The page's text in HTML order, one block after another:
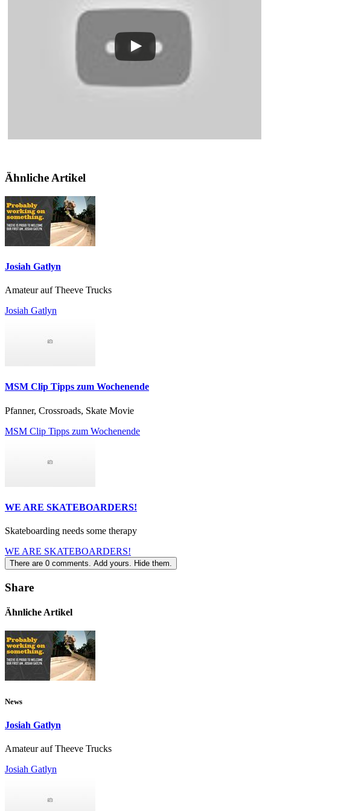
Ähnliche Artikel
Josiah Gatlyn
Amateur auf Theeve Trucks
Josiah Gatlyn
MSM Clip Tipps zum Wochenende
Pfanner, Crossroads, Skate Movie
MSM Clip Tipps zum Wochenende
WE ARE SKATEBOARDERS!
Skateboarding needs some therapy
WE ARE SKATEBOARDERS!
There are 0 comments. Add yours. Hide them.
Share
Ähnliche Artikel
News
Josiah Gatlyn
Amateur auf Theeve Trucks
Josiah Gatlyn